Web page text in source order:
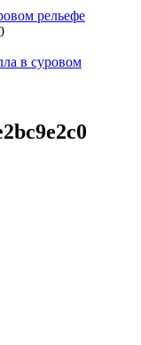
рельефе
в суровом